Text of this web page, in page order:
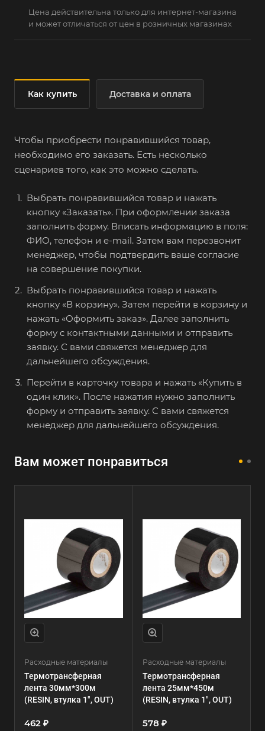
Цена действительна только для интернет-магазина
и может отличаться от цен в розничных магазинах
Как купить Доставка и оплата
Чтобы приобрести понравившийся товар,
необходимо его заказать. Есть несколько
сценариев того, как это можно сделать.
Выбрать понравившийся товар и нажать
кнопку «Заказать». При оформлении заказа
заполнить форму. Вписать информацию в поля:
ФИО, телефон и e-mail. Затем вам перезвонит
менеджер, чтобы подтвердить ваше согласие
на совершение покупки.
Выбрать понравившийся товар и нажать
кнопку «В корзину». Затем перейти в корзину и
нажать «Оформить заказ». Далее заполнить
форму с контактными данными и отправить
заявку. С вами свяжется менеджер для
дальнейшего обсуждения.
Перейти в карточку товара и нажать «Купить в
один клик». После нажатия нужно заполнить
форму и отправить заявку. С вами свяжется
менеджер для дальнейшего обсуждения.
Вам может понравиться
Расходные материалы
Термотрансферная
лента 30мм*300м
(RESIN, втулка 1", OUT)
462 ₽
Расходные материалы
Термотрансферная
лента 25мм*450м
(RESIN, втулка 1", OUT)
578 ₽